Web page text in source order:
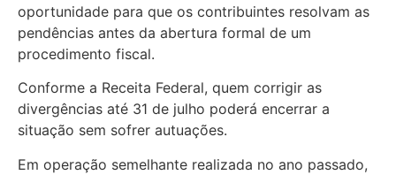
oportunidade para que os contribuintes resolvam as
pendências antes da abertura formal de um
procedimento fiscal.
Conforme a Receita Federal, quem corrigir as
divergências até 31 de julho poderá encerrar a
situação sem sofrer autuações.
Em operação semelhante realizada no ano passado,